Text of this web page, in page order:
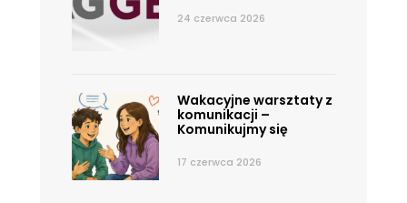
24 czerwca 2026
Wakacyjne warsztaty z
komunikacji –
Komunikujmy się
17 czerwca 2026